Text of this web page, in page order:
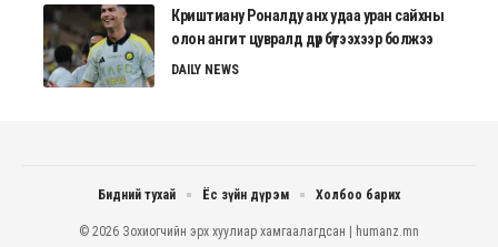
Криштиану Роналду анх удаа уран сайхны
олон ангит цувралд дүр бүтээхээр болжээ
DAILY NEWS
© 2026 Зохиогчийн эрх хуулиар хамгаалагдсан | humanz.mn
Бидний тухай Ёс зүйн дүрэм Холбоо барих